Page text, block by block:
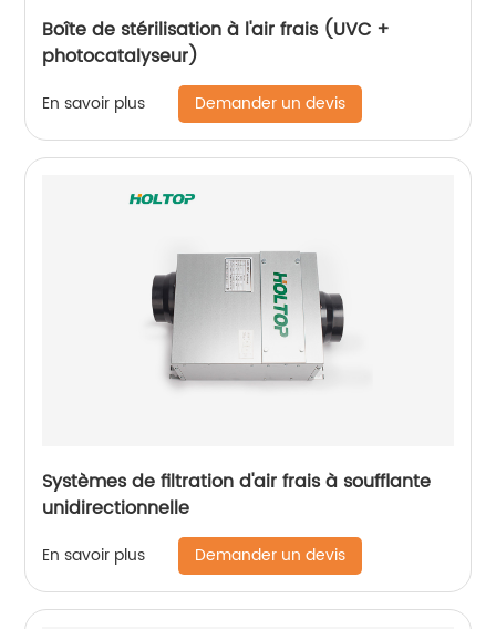
Boîte de stérilisation à l'air frais (UVC +
photocatalyseur)
En savoir plus Demander un devis
Systèmes de filtration d'air frais à soufflante
unidirectionnelle
En savoir plus Demander un devis